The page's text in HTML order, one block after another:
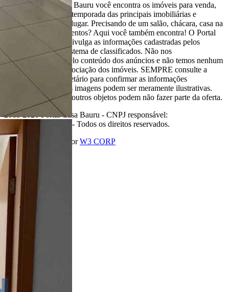
Aqui, no Portal Casa Bauru você encontra os imóveis para venda,
locação e aluguel de temporada das principais imobiliárias e
corretores em um só lugar. Precisando de um salão, chácara, casa na
praia ou sítio para eventos? Aqui você também encontra! O Portal
Casa Bauru apenas divulga as informações cadastradas pelos
usuários como um sistema de classificados. Não nos
responsabilizamos pelo conteúdo dos anúncios e não temos nenhum
envolvimento na negociação dos imóveis. SEMPRE consulte a
imobiliária ou proprietário para confirmar as informações
anunciadas. Algumas imagens podem ser meramente ilustrativas.
Itens de decoração e outros objetos podem não fazer parte da oferta.
2011-2026 Portal Casa Bauru - CNPJ responsável:
32.709.269/0001-38 - Todos os direitos reservados.
Desenvolvido com
porW3 CORP